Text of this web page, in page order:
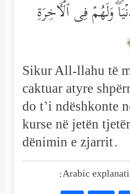
وَلَهُمۡ فِی ٱلۡـَٔاخِرَةِ
Sikur All-llahu të
caktuar atyre
do t’i ndëshkonte
kurse në jetën
dënimin e zjarrit.
Arabic